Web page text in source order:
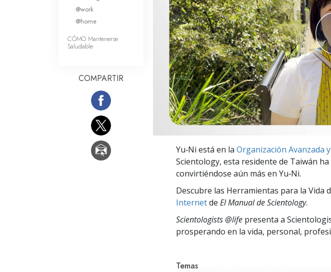
Amor y Odio: ¿Qué es Grandeza?
Yu‑Ni está en la Organización Avanzada
Scientology, esta residente de Taiwán
convirtiéndose aún más en Yu‑Ni.
Descubre las Herramientas para la Vida
Internetde El Manual de Scientology.
Scientologists @life presenta a
prosperando en la vida, personal,
Temas
@work
@home
CÓMO Mantenerse
Saludable
COMPARTIR